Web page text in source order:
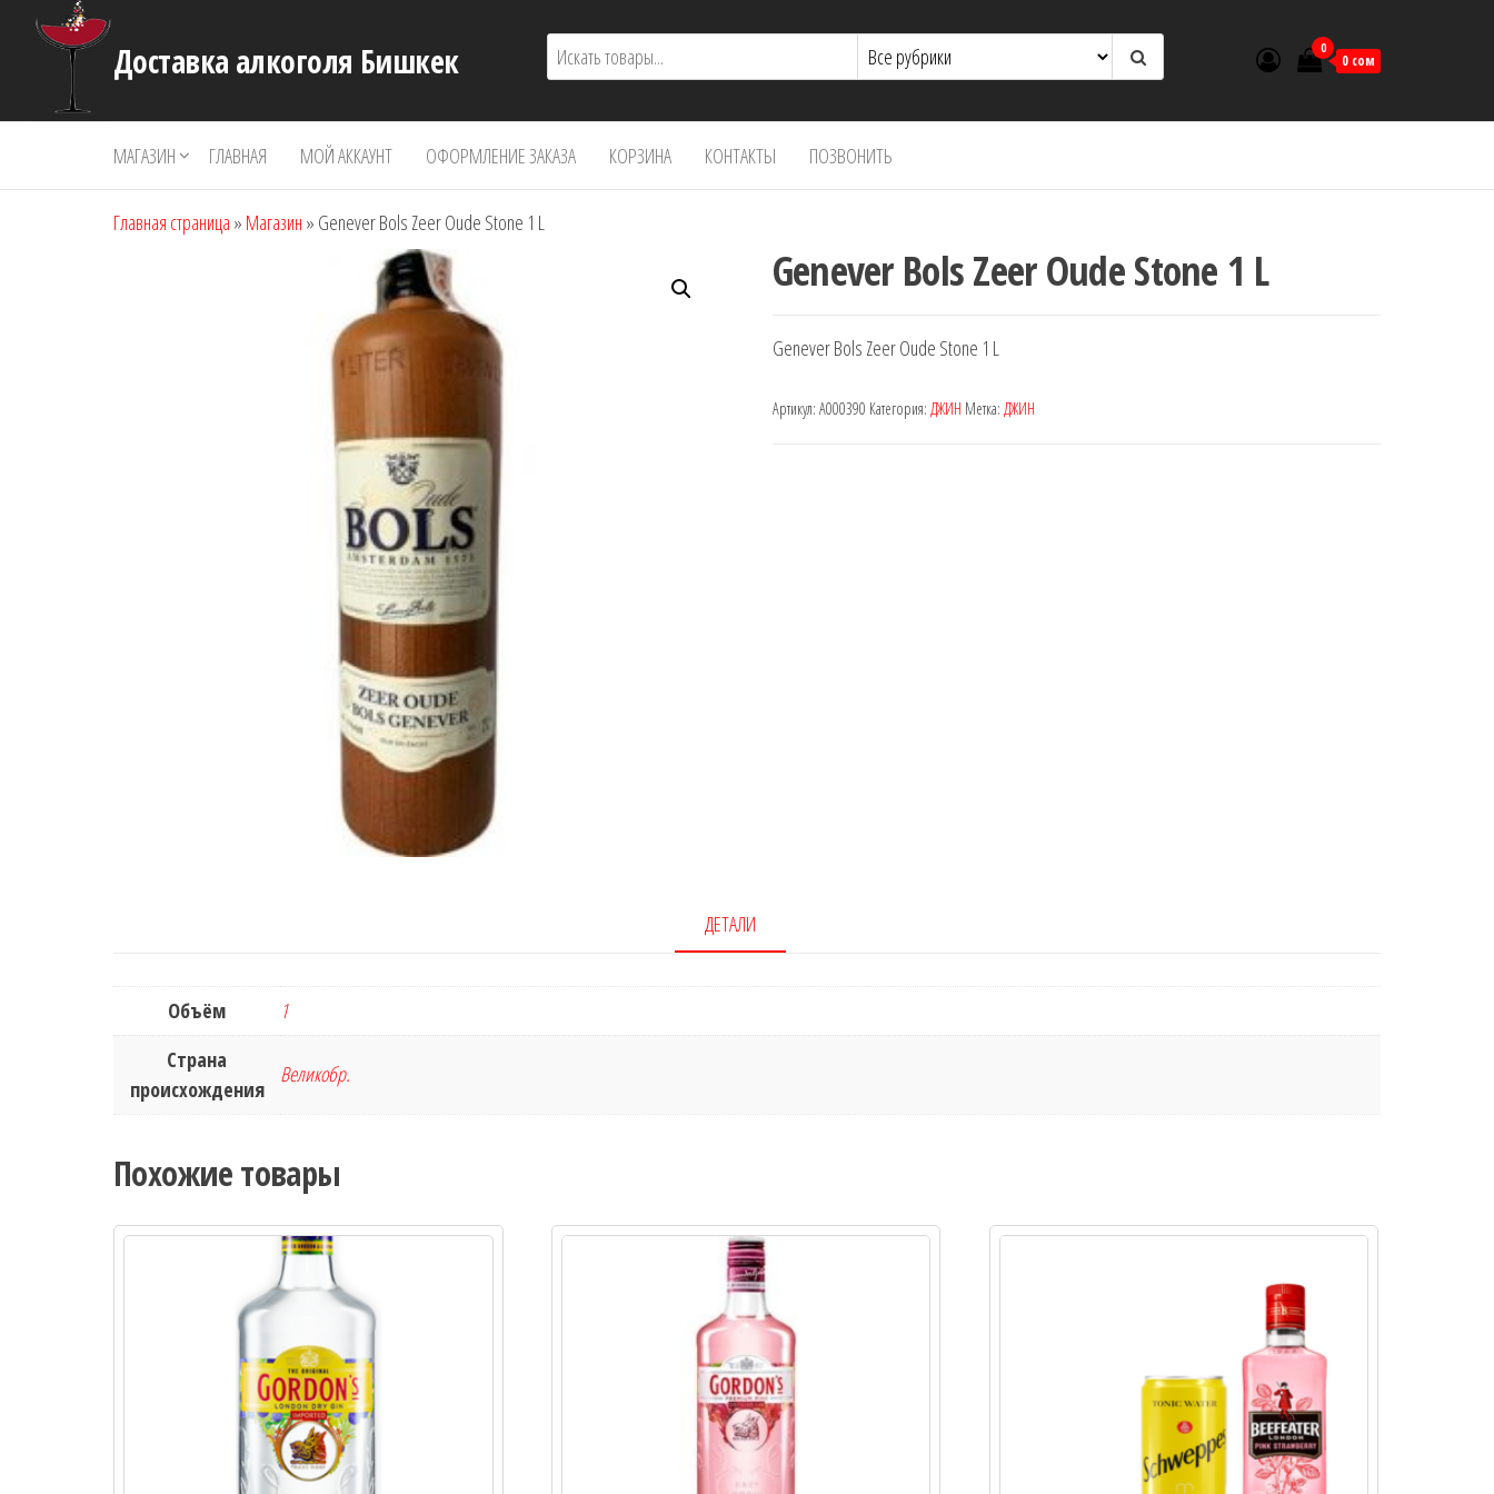
Перейти
Доставка алкоголя Бишкек 0
0 сом
МАГАЗИН ГЛАВНАЯ МОЙ АККАУНТ ОФОРМЛЕНИЕ ЗАКАЗА КОРЗИНА КОНТАКТЫ ПОЗВОНИТЬ
Главная страница » Магазин » Genever Bols Zeer Oude Stone 1 L
Genever Bols Zeer Oude Stone 1 L
Genever Bols Zeer Oude Stone 1 L
Артикул: A000390 Категория: ДЖИН Метка: ДЖИН
ДЕТАЛИ
Объём
1
Страна
происхождения
Великобр.
Похожие товары